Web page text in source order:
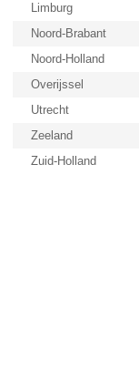
Limburg
Noord-Brabant
Noord-Holland
Overijssel
Utrecht
Zeeland
Zuid-Holland